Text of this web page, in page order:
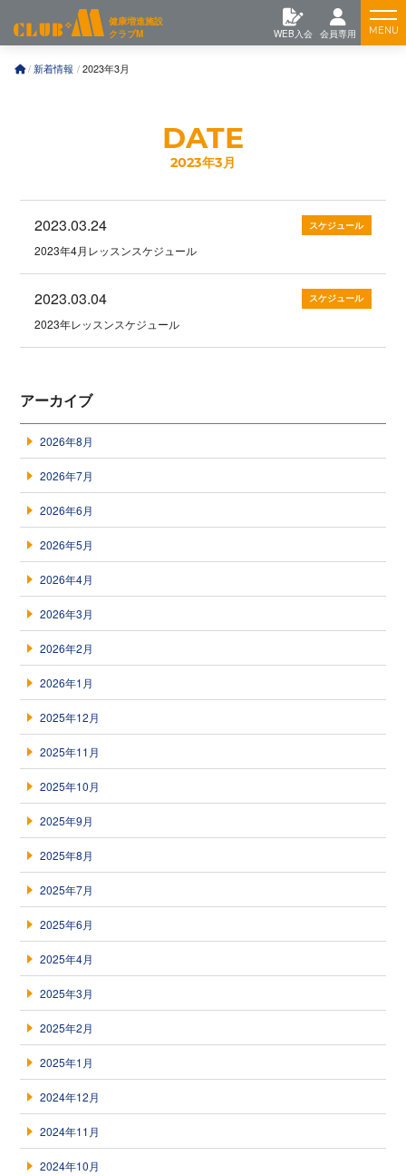
テ
健康増進施設
クラブM
WEB入会 会員専用
Feature
Training
新着情報 2023年3月
2023年3月
2023.03.24 スケジュール
2023年4月レッスンスケジュール
2023.03.04 スケジュール
2023年レッスンスケジュール
アーカイブ
2026年8月
2026年7月
2026年6月
2026年5月
2026年4月
2026年3月
2026年2月
2026年1月
2025年12月
2025年11月
2025年10月
2025年9月
2025年8月
2025年7月
2025年6月
2025年4月
2025年3月
2025年2月
2025年1月
2024年12月
2024年11月
2024年10月